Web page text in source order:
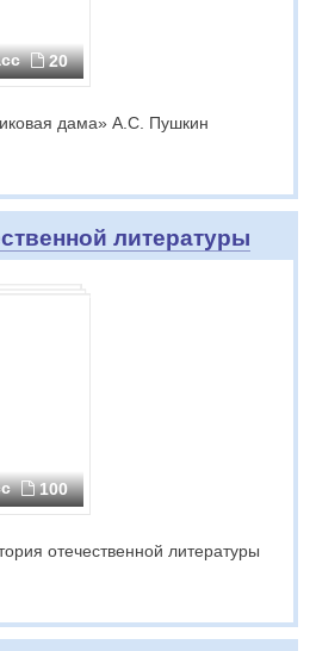
20
дама» А.С. Пушкин
литературы
100
отечественной литературы